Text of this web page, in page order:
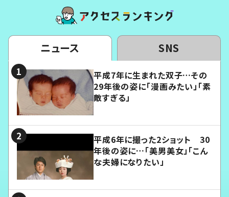
ニュース SNS
平成7年に生まれた双子…その
29年後の姿に「漫画みたい」「素
敵すぎる」
平成6年に撮った2ショット 30
年後の姿に…「美男美女」「こん
な夫婦になりたい」